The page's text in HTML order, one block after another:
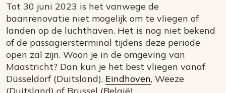
Tot 30 juni 2023 is het vanwege de
baanrenovatie niet mogelijk om te vliegen of
landen op de luchthaven. Het is nog niet bekend
of de passagiersterminal tijdens deze periode
open zal zijn. Woon je in de omgeving van
Maastricht? Dan kun je het best vliegen vanaf
Düsseldorf (Duitsland), Eindhoven, Weeze